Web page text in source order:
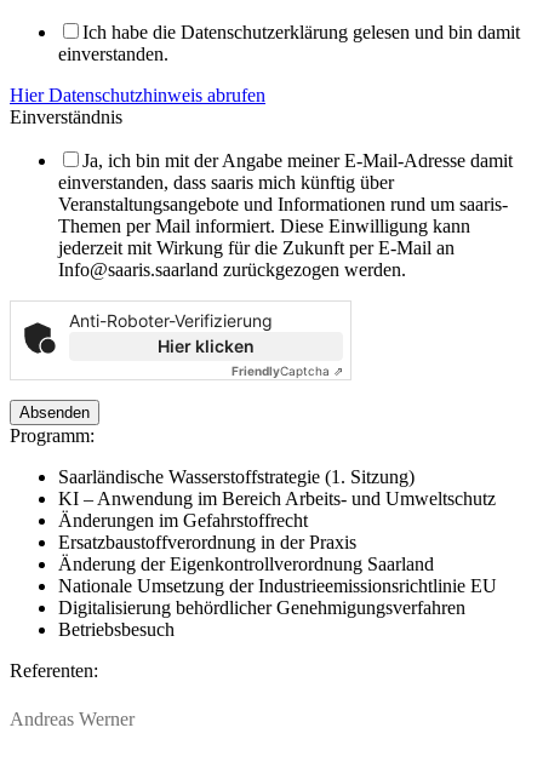
Ich habe die Datenschutzerklärung gelesen und bin damit
einverstanden.
Hier Datenschutzhinweis abrufen
Einverständnis
Ja, ich bin mit der Angabe meiner E-Mail-Adresse damit
einverstanden, dass saaris mich künftig über
Veranstaltungsangebote und Informationen rund um saaris-
Themen per Mail informiert. Diese Einwilligung kann
jederzeit mit Wirkung für die Zukunft per E-Mail an
Info@saaris.saarland zurückgezogen werden.
Anti-Roboter-Verifizierung
Hier klicken
FriendlyCaptcha ⇗
Absenden
Programm:
Saarländische Wasserstoffstrategie (1. Sitzung)
KI – Anwendung im Bereich Arbeits- und Umweltschutz
Änderungen im Gefahrstoffrecht
Ersatzbaustoffverordnung in der Praxis
Änderung der Eigenkontrollverordnung Saarland
Nationale Umsetzung der Industrieemissionsrichtlinie EU
Digitalisierung behördlicher Genehmigungsverfahren
Betriebsbesuch
Referenten:
Andreas Werner